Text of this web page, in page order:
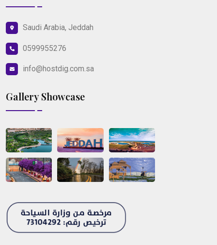
Saudi Arabia, Jeddah
0599955276
info@hostdig.com.sa
Gallery Showcase